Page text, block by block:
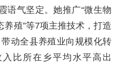
语气坚定。她推广“微生物
养殖”等7项主推技术，打造
动全县养殖业向规模化转
比所在乡平均水平高出